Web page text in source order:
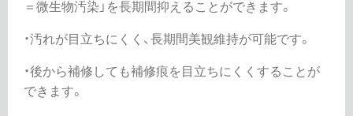
＝微生物汚染」を長期間抑えることができます。
・汚れが目立ちにくく、長期間美観維持が可能です。
・後から補修しても補修痕を目立ちにくくすることが
できます。